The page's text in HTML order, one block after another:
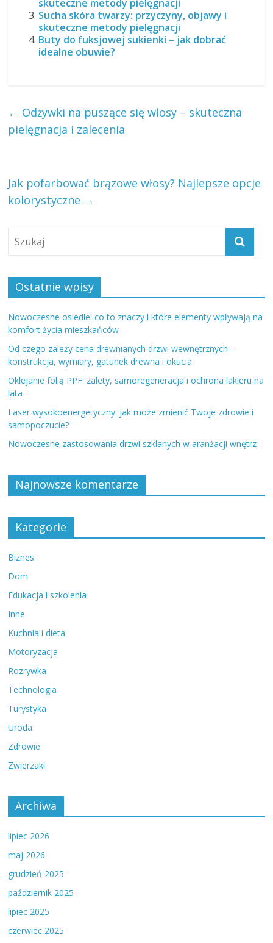
skuteczne metody pielęgnacji
Sucha skóra twarzy: przyczyny, objawy i
skuteczne metody pielęgnacji
Buty do fuksjowej sukienki – jak dobrać
idealne obuwie?
← Odżywki na puszące się włosy – skuteczna
pielęgnacja i zalecenia
Jak pofarbować brązowe włosy? Najlepsze opcje
kolorystyczne →
Ostatnie wpisy
Nowoczesne osiedle: co to znaczy i które elementy wpływają na
komfort życia mieszkańców
Od czego zależy cena drewnianych drzwi wewnętrznych –
konstrukcja, wymiary, gatunek drewna i okucia
Oklejanie folią PPF: zalety, samoregeneracja i ochrona lakieru na
lata
Laser wysokoenergetyczny: jak może zmienić Twoje zdrowie i
samopoczucie?
Nowoczesne zastosowania drzwi szklanych w aranżacji wnętrz
Najnowsze komentarze
Kategorie
Biznes
Dom
Edukacja i szkolenia
Inne
Kuchnia i dieta
Motoryzacja
Rozrywka
Technologia
Turystyka
Uroda
Zdrowie
Zwierzaki
Archiwa
lipiec 2026
maj 2026
grudzień 2025
październik 2025
lipiec 2025
czerwiec 2025